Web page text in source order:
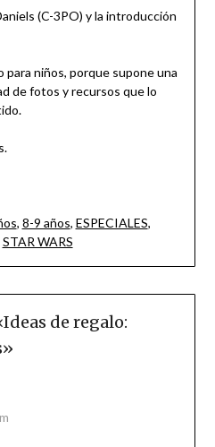
(C-3PO) y la introducción
para niños, porque supone una
de fotos y recursos que lo
, 8-9 años, ESPECIALES,
STAR WARS
Ideas de regalo:
»